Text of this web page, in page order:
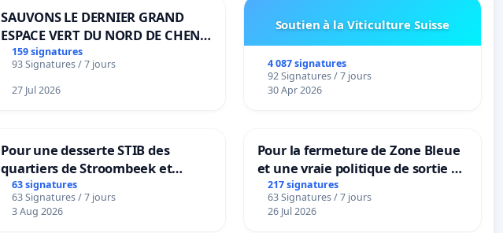
SAUVONS LE DERNIER GRAND
ESPACE VERT DU NORD DE CHENE-
BOUGERIES
159 signatures
93 Signatures / 7 jours
27 Jul 2026
Soutien à la Viticulture Suisse
4 087 signatures
92 Signatures / 7 jours
30 Apr 2026
Pour une desserte STIB des
quartiers de Stroombeek et
Beauval - Voor een MIVB-
bediening van de wijken
Strombeek en Het Voor
63 signatures
63 Signatures / 7 jours
3 Aug 2026
Pour la fermeture de Zone Bleue
et une vraie politique de sortie de
la dépendance
217 signatures
63 Signatures / 7 jours
26 Jul 2026